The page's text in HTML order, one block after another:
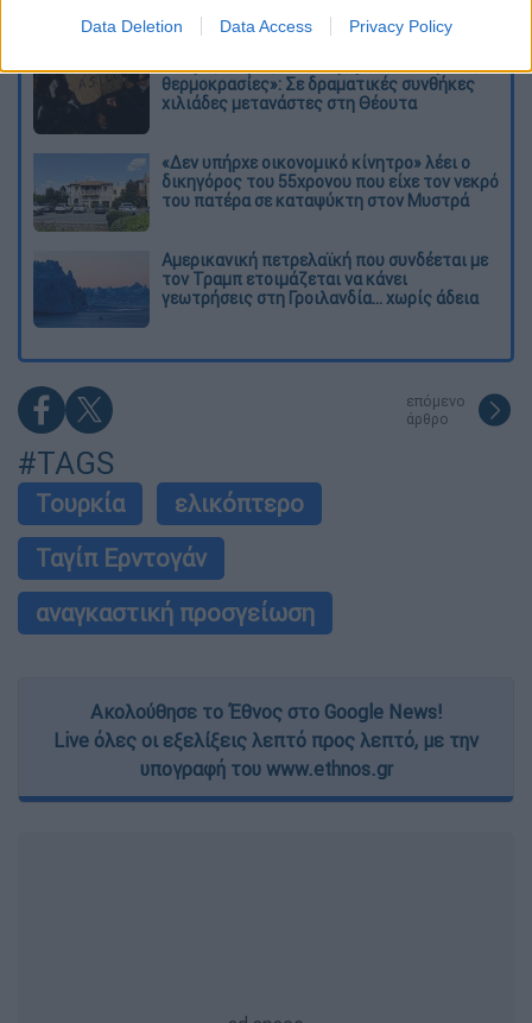
Data Deletion Data Access Privacy Policy
«Χωρίς σκηνές και κουβέρτες σε ακραίες
θερμοκρασίες»: Σε δραματικές συνθήκες
χιλιάδες μετανάστες στη Θέουτα
«Δεν υπήρχε οικονομικό κίνητρο» λέει ο
δικηγόρος του 55χρονου που είχε τον νεκρό
του πατέρα σε καταψύκτη στον Μυστρά
Αμερικανική πετρελαϊκή που συνδέεται με
τον Τραμπ ετοιμάζεται να κάνει
γεωτρήσεις στη Γροιλανδία... χωρίς άδεια
επόμενο
άρθρο
#TAGS
Τουρκία
ελικόπτερο
Ταγίπ Ερντογάν
αναγκαστική προσγείωση
Ακολούθησε το Έθνος στο Google News!
Live όλες οι εξελίξεις λεπτό προς λεπτό, με την
υπογραφή του www.ethnos.gr